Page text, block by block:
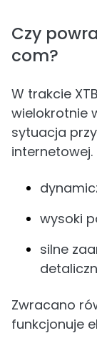
Czy
com?
W trakcie
wielokrotnie
sytuacja
wysoki
silne
Zwracano
funkcjonuje